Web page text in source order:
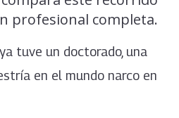
profesional completa.
tuve un doctorado, una
en el mundo narco en